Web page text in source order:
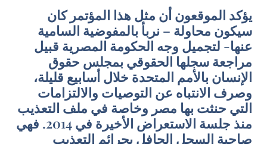
يؤكد الموقعون أن مثل هذا المؤتمر كان
سيكون محاولة – نربأ بالمفوضية السامية
عنها- لتجميل وجه الحكومة المصرية قبيل
مراجعة سجلها الحقوقي بمجلس حقوق
الإنسان بالأمم المتحدة خلال أسابيع قليلة،
وصرف الانتباه عن التوصيات والالتزامات
التي حنثت بها مصر وخاصة في ملف التعذيب
منذ جلسة الاستعراض الأخيرة في 2014. فهي
صاحبة السجل الحافل بجرائم التعذيب